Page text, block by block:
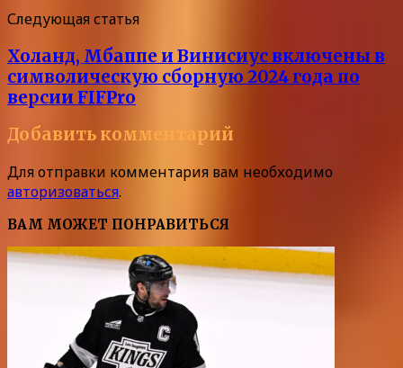
Следующая статья
Холанд, Мбаппе и Винисиус включены в
символическую сборную 2024 года по
версии FIFPro
Добавить комментарий
Для отправки комментария вам необходимо
авторизоваться.
ВАМ МОЖЕТ ПОНРАВИТЬСЯ